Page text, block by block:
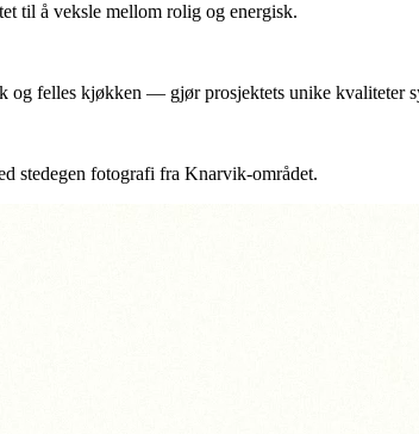
til å veksle mellom rolig og energisk.
og felles kjøkken — gjør prosjektets unike kvaliteter
stedegen fotografi fra Knarvik-området.